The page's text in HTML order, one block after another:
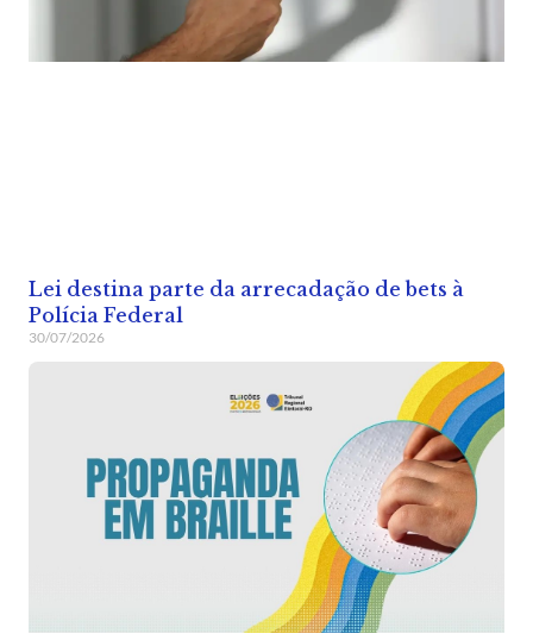
Lei destina parte da arrecadação de bets à
Polícia Federal
30/07/2026